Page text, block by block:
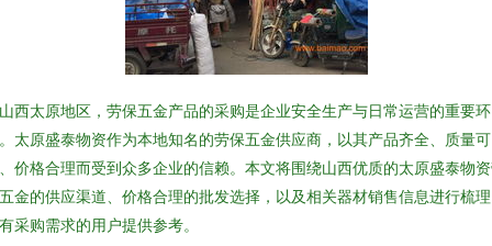
西太原地区，劳保五金产品的采购是企业安全生产与日常运营的重要环
太原盛泰物资作为本地知名的劳保五金供应商，以其产品齐全、质量可
价格合理而受到众多企业的信赖。本文将围绕山西优质的太原盛泰物
金的供应渠道、价格合理的批发选择，以及相关器材销售信息进行梳
采购需求的用户提供参考。